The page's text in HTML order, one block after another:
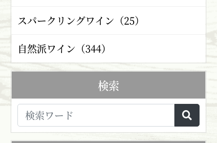
スパークリングワイン（25）
自然派ワイン（344）
検索